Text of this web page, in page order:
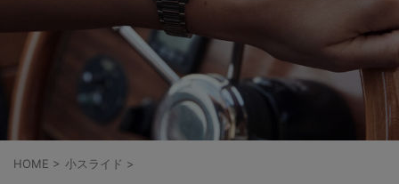
HOME > 小スライド >